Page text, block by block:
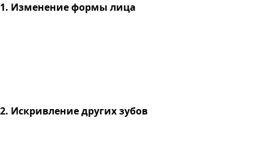
1. Изменение формы лица
2. Искривление других зубов